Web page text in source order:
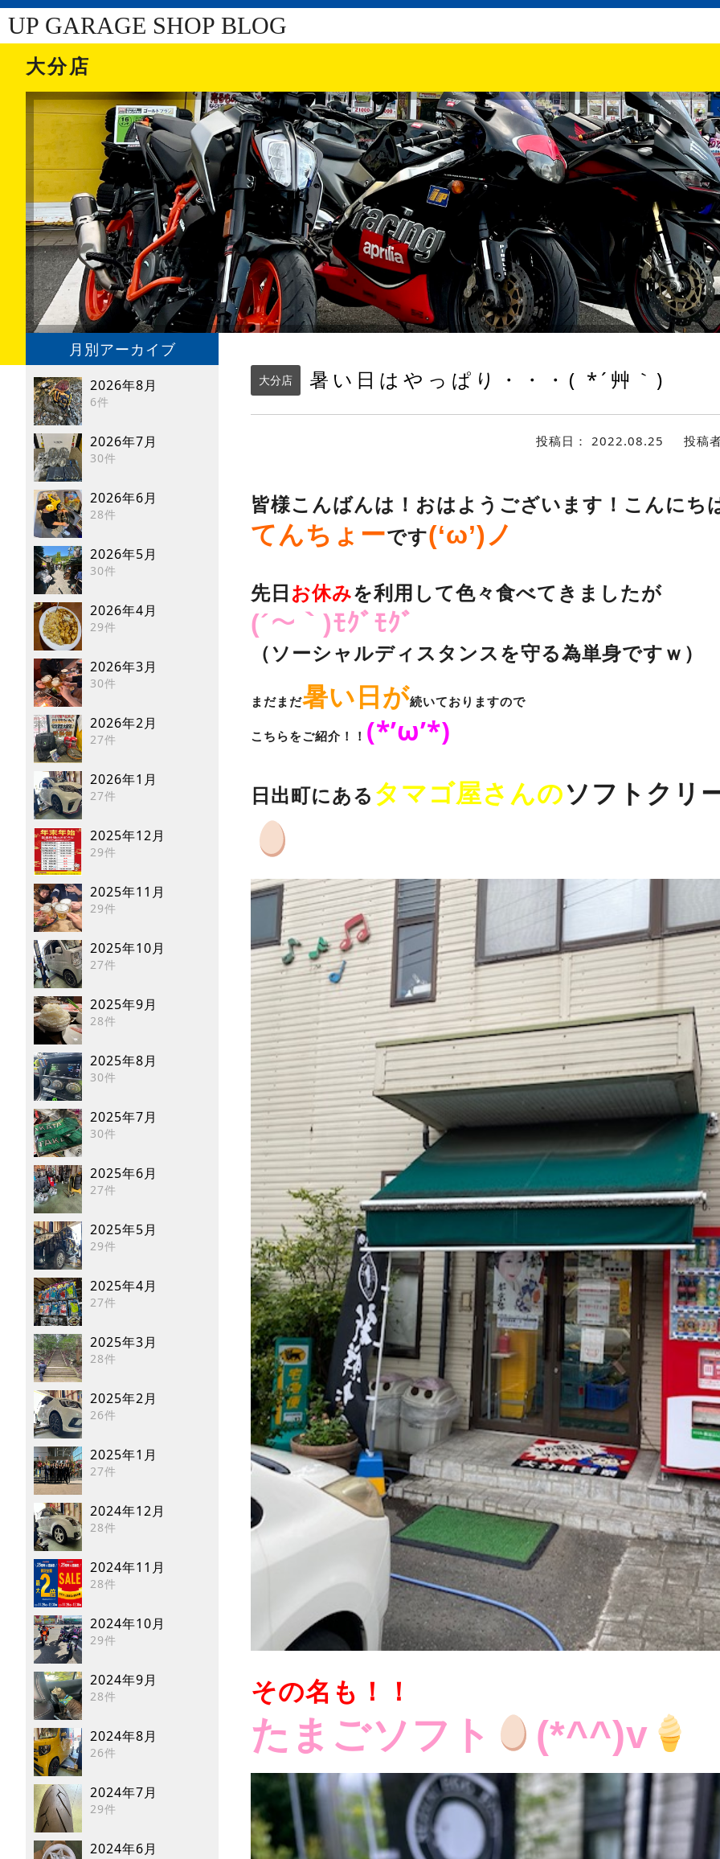
UP GARAGE SHOP BLOG
大分店
月別アーカイブ
2026年8月
6件
2026年7月
30件
2026年6月
28件
2026年5月
30件
2026年4月
29件
2026年3月
30件
2026年2月
27件
2026年1月
27件
2025年12月
29件
2025年11月
29件
2025年10月
27件
2025年9月
28件
2025年8月
30件
2025年7月
30件
2025年6月
27件
2025年5月
29件
2025年4月
27件
2025年3月
28件
2025年2月
26件
2025年1月
27件
2024年12月
28件
2024年11月
28件
2024年10月
29件
2024年9月
28件
2024年8月
26件
2024年7月
29件
2024年6月
大分店 暑い日はやっぱり・・・( *´艸｀)
投稿日： 2022.08.25 投稿
皆様こんばんは！おはようございます！こんにち
てんちょーです(‘ω’)ノ
先日 お休みを利用して色々食べてきましたが
(´～｀)ﾓｸﾞﾓｸﾞ
（ソーシャルディスタンスを守る為単身ですｗ）
まだまだ暑い日が続いておりますので
こちらをご紹介！！ (*’ω’*)
日出町にある タマゴ屋さんのソフトクリ
その名も！！
たまごソフト (*^^)v